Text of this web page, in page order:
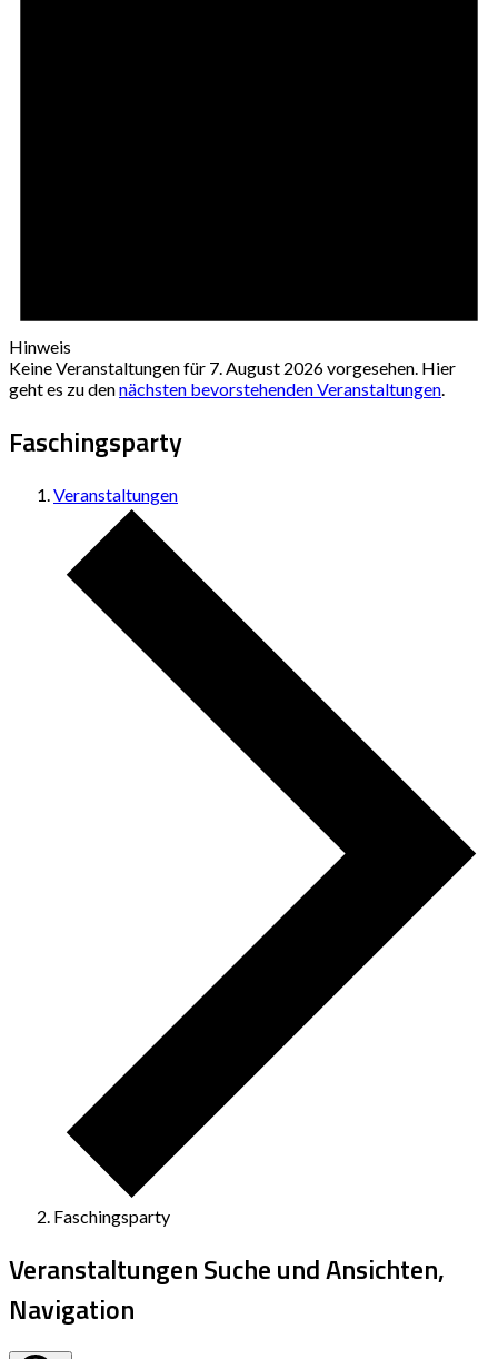
Hinweis
Keine Veranstaltungen für 7. August 2026 vorgesehen. Hier
geht es zu dennächsten bevorstehenden Veranstaltungen.
Faschingsparty
Veranstaltungen
Faschingsparty
Veranstaltungen Suche und Ansichten,
Navigation